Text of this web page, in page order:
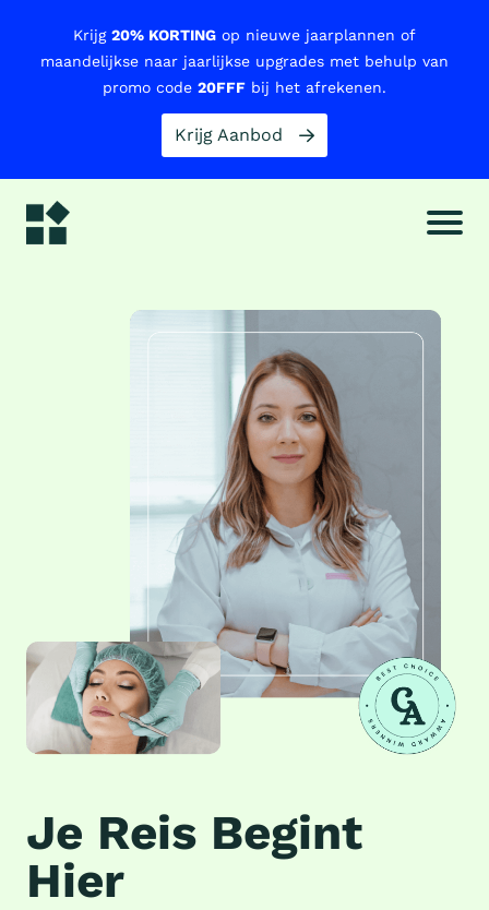
Krijg 20% KORTING op nieuwe jaarplannen of
maandelijkse naar jaarlijkse upgrades met behulp van
promo code 20FFF bij het afrekenen.
Krijg Aanbod
Je Reis Begint
Hier